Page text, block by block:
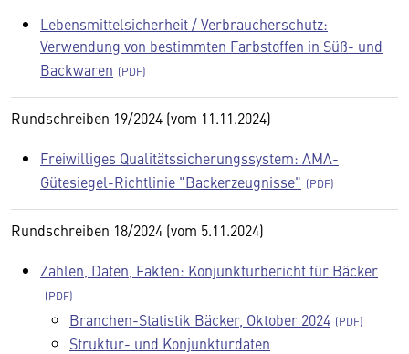
Lebensmittelsicherheit / Verbraucherschutz:
Verwendung von bestimmten Farbstoffen in Süß- und
Backwaren
Rundschreiben 19/2024 (vom 11.11.2024)
Freiwilliges Qualitätssicherungssystem: AMA-
Gütesiegel-Richtlinie "Backerzeugnisse"
Rundschreiben 18/2024 (vom 5.11.2024)
Zahlen, Daten, Fakten: Konjunkturbericht für Bäcker
Branchen-Statistik Bäcker, Oktober 2024
Struktur- und Konjunkturdaten